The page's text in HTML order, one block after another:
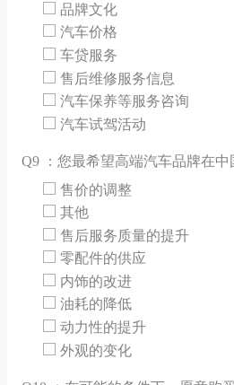
品牌文化
汽车价格
车贷服务
售后维修服务信息
汽车保养等服务咨询
汽车试驾活动
Q9 ：您最希望高端汽车品牌在
售价的调整
其他
售后服务质量的提升
零配件的供应
内饰的改进
油耗的降低
动力性的提升
外观的变化